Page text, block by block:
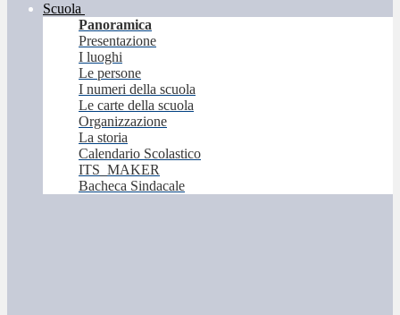
Scuola
Panoramica
Presentazione
I luoghi
Le persone
I numeri della scuola
Le carte della scuola
Organizzazione
La storia
Calendario Scolastico
ITS_MAKER
Bacheca Sindacale